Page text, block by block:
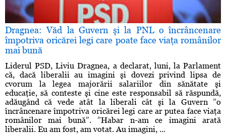
Dragnea: Văd la Guvern şi la PNL o încrâncenare
împotriva oricărei legi care poate face viaţa românilor
mai bună
Liderul PSD, Liviu Dragnea, a declarat, luni, la Parlament
că, dacă liberalii au imagini şi dovezi privind lipsa de
cvorum la legea majorării salariilor din sănătate şi
educaţie, să conteste şi cine este responsabil să răspundă,
adăugând că vede atât la liberali cât şi la Guvern ”o
încrâncenare împotriva oricărei legi care ar putea face viaţa
românilor mai bună”. ”Habar n-am ce imagini arată
liberalii. Eu am fost, am votat. Au imagini, ...